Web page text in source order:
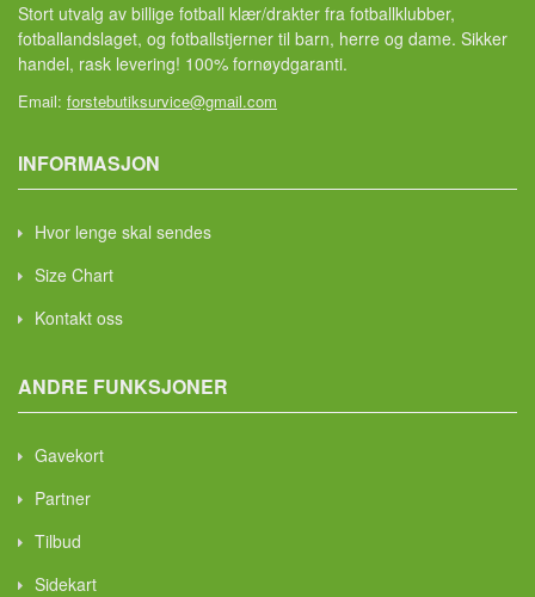
Stort utvalg av billige fotball klær/drakter fra fotballklubber,
fotballandslaget, og fotballstjerner til barn, herre og dame. Sikker
handel, rask levering! 100% fornøydgaranti.
Email: forstebutiksurvice@gmail.com
INFORMASJON
Hvor lenge skal sendes
Size Chart
Kontakt oss
ANDRE FUNKSJONER
Gavekort
Partner
Tilbud
Sidekart